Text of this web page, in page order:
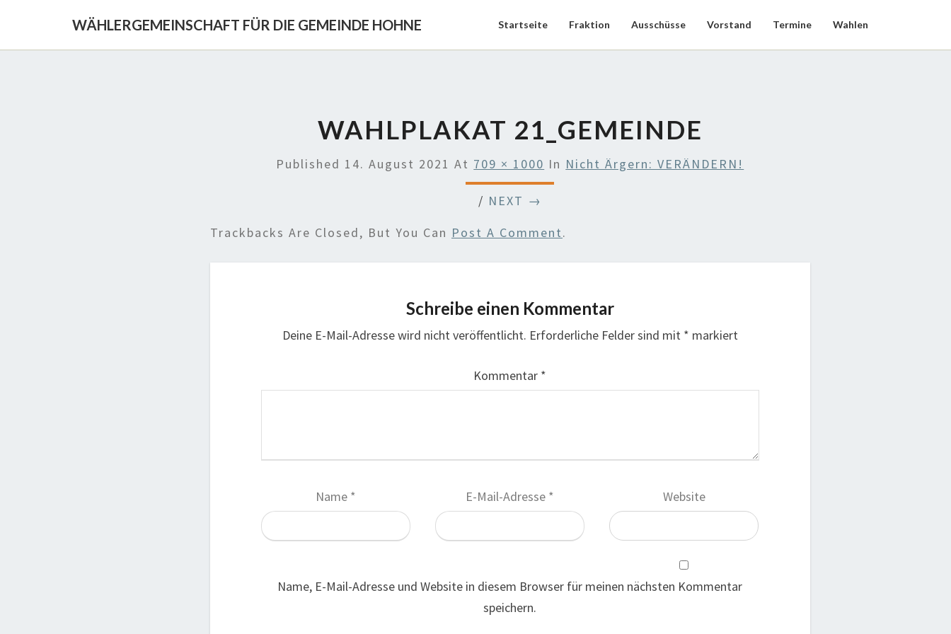
WÄHLERGEMEINSCHAFT FÜR DIE GEMEINDE HOHNE Startseite Fraktion Ausschüsse Vorstand Termine Wahlen
WAHLPLAKAT 21_GEMEINDE
Published 14. August 2021 At 709 × 1000 In Nicht Ärgern: VERÄNDERN!
/ NEXT →
Trackbacks Are Closed, But You Can Post A Comment.
Schreibe einen Kommentar
Deine E-Mail-Adresse wird nicht veröffentlicht. Erforderliche Felder sind mit * markiert
Kommentar *
Name * E-Mail-Adresse * Website
Name, E-Mail-Adresse und Website in diesem Browser für meinen nächsten Kommentar
speichern.